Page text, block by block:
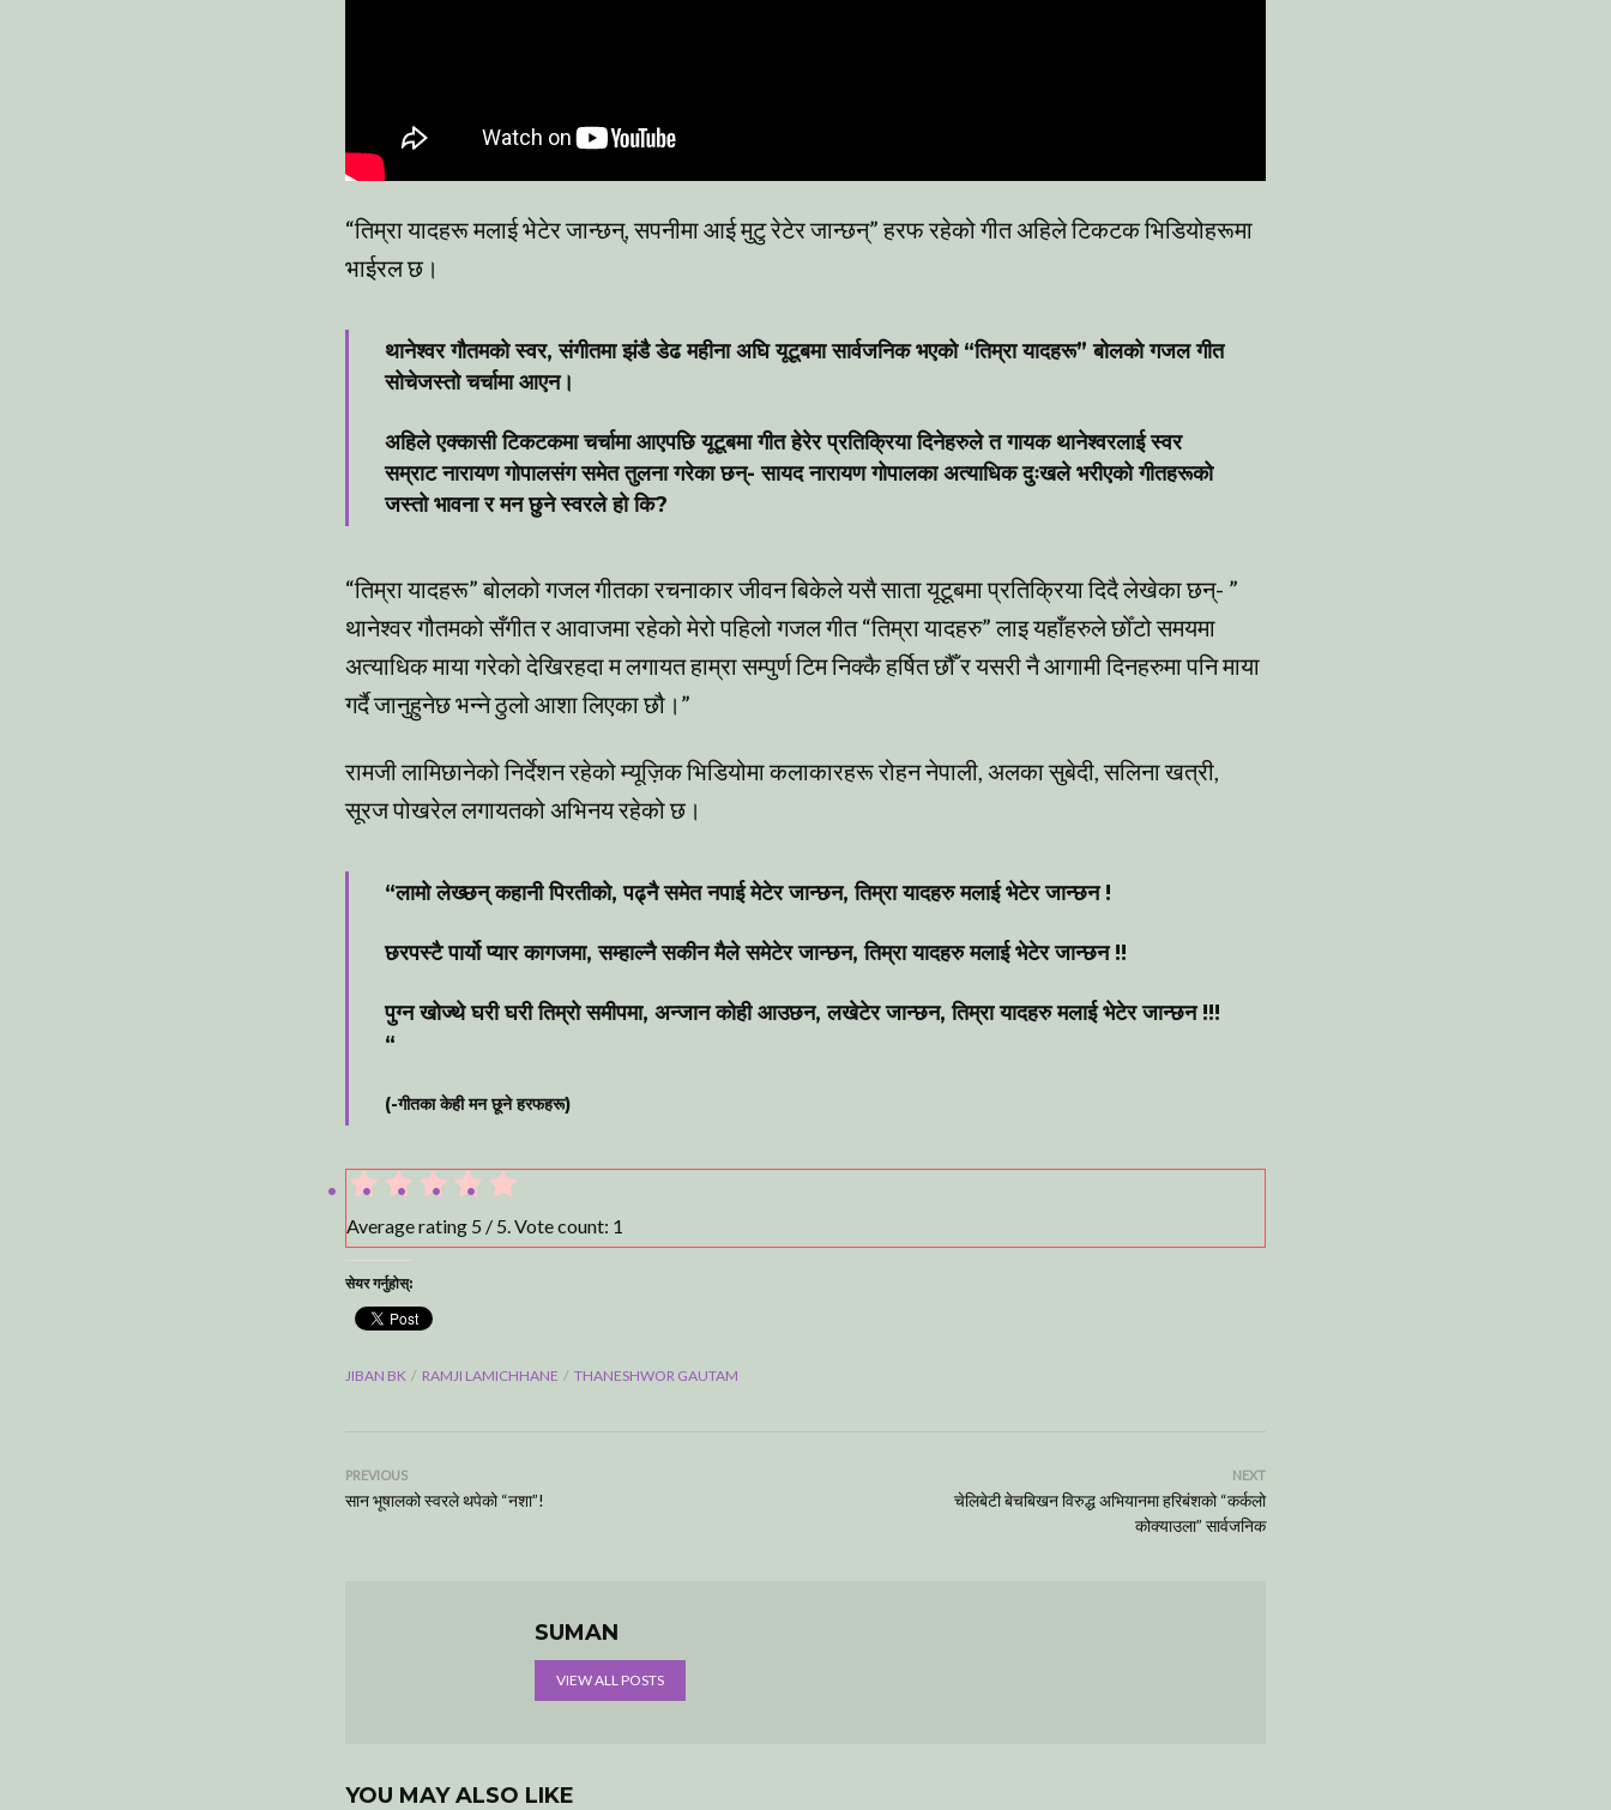
“तिम्रा यादहरू मलाई भेटेर जान्छन्, सपनीमा आई मुटु रेटेर जान्छन्” हरफ रहेको गीत अहिले टिकटक भिडियोहरूमा
भाईरल छ।
थानेश्वर गौतमको स्वर, संगीतमा झंडै डेढ महीना अघि यूटूबमा सार्वजनिक भएको “तिम्रा यादहरू” बोलको गजल गीत
सोचेजस्तो चर्चामा आएन।
अहिले एक्कासी टिकटकमा चर्चामा आएपछि यूटूबमा गीत हेरेर प्रतिक्रिया दिनेहरुले त गायक थानेश्वरलाई स्वर
सम्राट नारायण गोपालसंग समेत तुलना गरेका छन्- सायद नारायण गोपालका अत्याधिक दुःखले भरीएको गीतहरूको
जस्तो भावना र मन छुने स्वरले हो कि?
“तिम्रा यादहरू” बोलको गजल गीतका रचनाकार जीवन बिकेले यसै साता यूटूबमा प्रतिक्रिया दिदै लेखेका छन्- ”
थानेश्वर गौतमको सँगीत र आवाजमा रहेको मेरो पहिलो गजल गीत “तिम्रा यादहरु” लाइ यहाँहरुले छोँटो समयमा
अत्याधिक माया गरेको देखिरहदा म लगायत हाम्रा सम्पुर्ण टिम निक्कै हर्षित छौँ र यसरी नै आगामी दिनहरुमा पनि माया
गर्दै जानुहुनेछ भन्ने ठुलो आशा लिएका छौ।”
रामजी लामिछानेको निर्देशन रहेको म्यूज़िक भिडियोमा कलाकारहरू रोहन नेपाली, अलका सुबेदी, सलिना खत्री,
सूरज पोखरेल लगायतको अभिनय रहेको छ।
“लामो लेख्छन् कहानी पिरतीको, पढ्नै समेत नपाई मेटेर जान्छन, तिम्रा यादहरु मलाई भेटेर जान्छन !
छरपस्टै पार्यो प्यार कागजमा, सम्हाल्नै सकीन मैले समेटेर जान्छन, तिम्रा यादहरु मलाई भेटेर जान्छन !!
पुग्न खोज्थे घरी घरी तिम्रो समीपमा, अन्जान कोही आउछन, लखेटेर जान्छन, तिम्रा यादहरु मलाई भेटेर जान्छन !!!
“
(-गीतका केही मन छूने हरफहरू)
Average rating 5 / 5. Vote count: 1
सेयर गर्नुहोस्:
JIBAN BK RAMJI LAMICHHANE THANESHWOR GAUTAM
PREVIOUS
सान भूषालको स्वरले थपेको “नशा”!
NEXT
चेलिबेटी बेचबिखन विरुद्ध अभियानमा हरिबंशको “कर्कलो
कोक्याउला” सार्वजनिक
SUMAN
VIEW ALL POSTS
YOU MAY ALSO LIKE